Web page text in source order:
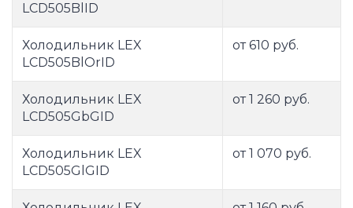
LCD505BlID
Холодильник LEX
LCD505BlOrID
от 610 руб.
Холодильник LEX
LCD505GbGID
от 1 260 руб.
Холодильник LEX
LCD505GlGID
от 1 070 руб.